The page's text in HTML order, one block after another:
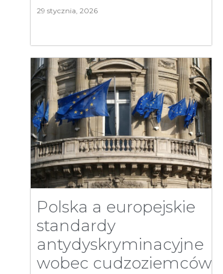
29 stycznia, 2026
Polska a europejskie
standardy
antydyskryminacyjne
wobec cudzoziemców